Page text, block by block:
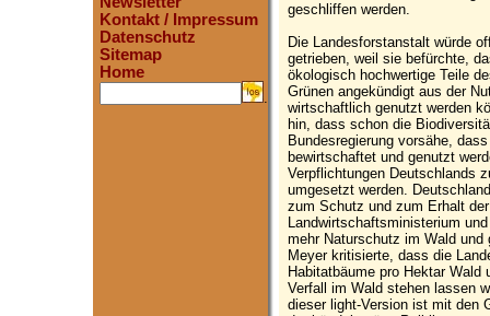
Kontakt / Impressum
Datenschutz
Sitemap
Home
.
geschliffen werden.
Die Landesforstanstalt würde
getrieben, weil sie befürchte,
ökologisch hochwertige Teile
Grünen angekündigt aus der
wirtschaftlich genutzt werden
hin, dass schon die
Bundesregierung vorsähe,
bewirtschaftet und genutzt
Verpflichtungen Deutschlands
umgesetzt werden.
zum Schutz und zum Erhalt
Landwirtschaftsministerium
mehr Naturschutz im Wald und
Meyer kritisierte, dass die
Habitatbäume pro Hektar
Verfall im Wald stehen lassen
dieser light-Version ist mit den